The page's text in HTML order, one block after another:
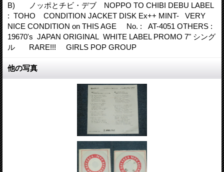
B) ノッポとチビ・デブ NOPPO TO CHIBI DEBU LABEL
: TOHO CONDITION JACKET DISK Ex++ MINT- VERY
NICE CONDITION on THIS AGE No. : AT-4051 OTHERS :
19670's JAPAN ORIGINAL WHITE LABEL PROMO 7" シング
ル RARE!!! GIRLS POP GROUP
他の写真